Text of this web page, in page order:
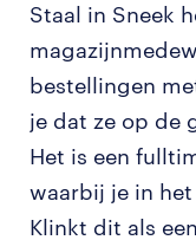
Staal in Sneek
bestellingen
je dat ze op de
Het is een
waarbij je in
Klinkt dit als